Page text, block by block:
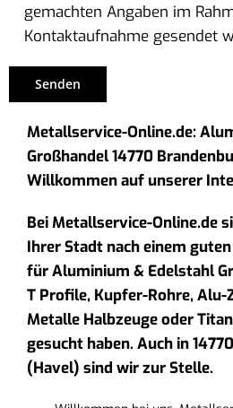
gemachten Angaben im
Kontaktaufnahme gesendet
Metallservice-Online.de:
Großhandel 14770
Willkommen auf unserer
Bei Metallservice-Online.de
Ihrer Stadt nach einem
für Aluminium & Edelstahl
T Profile, Kupfer-Rohre, Alu-
Metalle Halbzeuge oder
gesucht haben. Auch in
(Havel) sind wir zur Stelle.